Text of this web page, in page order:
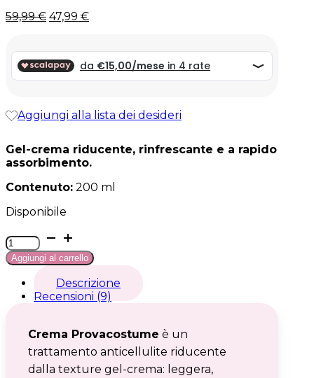
Il
era:
59,99 €.
59,99€Il
è:
59,99 €.
47,99 €
Aggiungi alla lista dei desideri
Gel-crema riducente, rinfrescante e a rapido
assorbimento.
Contenuto: 200 ml
Disponibile
Crema
Provacostume
quantità
Aggiungi al carrello
Descrizione
Recensioni (9)
Crema Provacostume è un
trattamento anticellulite riducente
dalla texture gel-crema: leggera,